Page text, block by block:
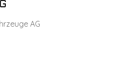
AG